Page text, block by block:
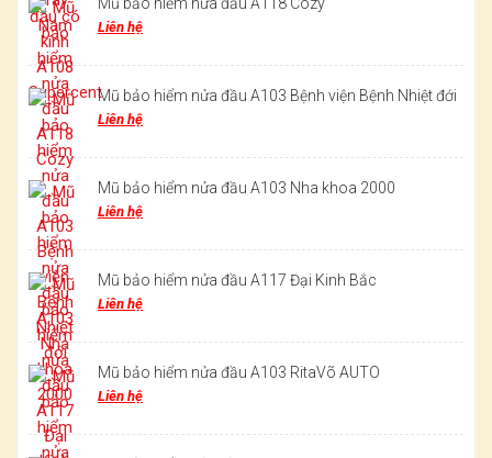
Liên hệ
Mũ bảo hiểm nửa đầu A103 Bệnh viện Bệnh Nhiệt đới
Liên hệ
Mũ bảo hiểm nửa đầu A103 Nha khoa 2000
Liên hệ
Mũ bảo hiểm nửa đầu A117 Đại Kinh Bắc
Liên hệ
Mũ bảo hiểm nửa đầu A103 RitaVõ AUTO
Liên hệ